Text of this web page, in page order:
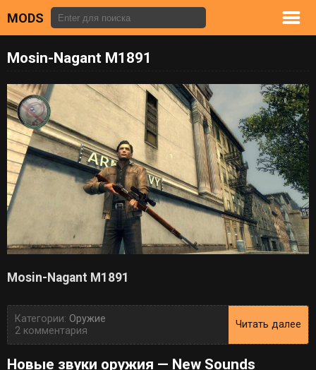
MODS
Mosin-Nagant M1891
Mosin-Nagant M1891
Категории: Оружие
2 комментария
Читать далее
Новые звуки оружия — New Sounds